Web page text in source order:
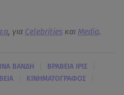
, για Celebrities και Media.
ΒΑΝΔΗ ΒΡΑΒΕΙΑ ΙΡΙΣ
ΚΙΝΗΜΑΤΟΓΡΑΦΟΣ